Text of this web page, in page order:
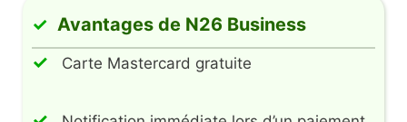
Avantages de N26 Business
Carte Mastercard gratuite